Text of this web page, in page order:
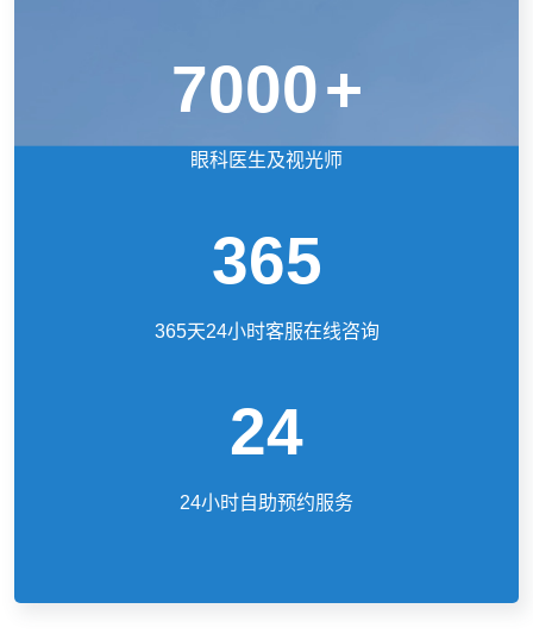
7000+
眼科医生及视光师
365
365天24小时客服在线咨询
24
24小时自助预约服务